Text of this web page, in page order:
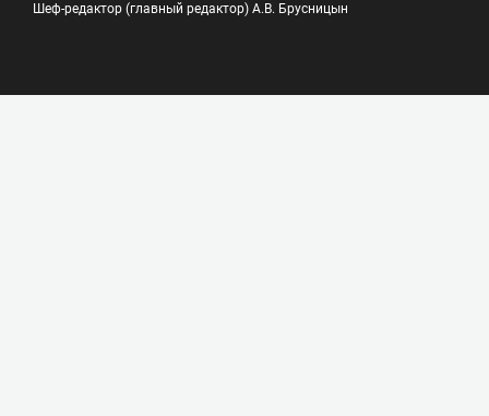
Шеф-редактор (главный редактор) А.В. Брусницын